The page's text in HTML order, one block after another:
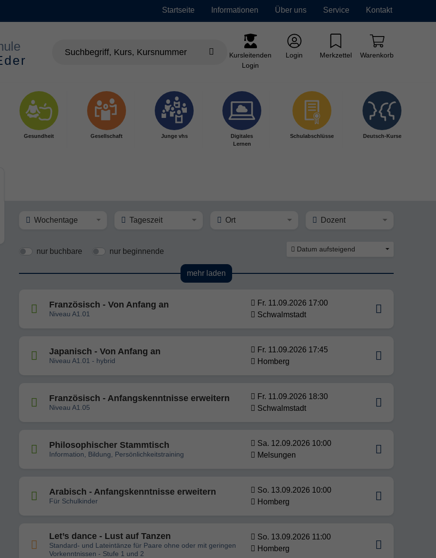
Startseite Informationen Über uns Service Kontakt
Kursleitenden
Login
Login Merkzettel Warenkorb
Gesundheit Gesellschaft Junge vhs
Digitales
Lernen
Schulabschlüsse Deutsch-Kurse
Wochentage Tageszeit Ort Dozent
nur buchbare nur beginnende Datum aufsteigend
mehr laden
Französisch - Von Anfang an
Niveau A1.01
Fr. 11.09.2026 17:00
Schwalmstadt
Japanisch - Von Anfang an
Niveau A1.01 - hybrid
Fr. 11.09.2026 17:45
Homberg
Französisch - Anfangskenntnisse erweitern
Niveau A1.05
Fr. 11.09.2026 18:30
Schwalmstadt
Philosophischer Stammtisch
Information, Bildung, Persönlichkeitstraining
Sa. 12.09.2026 10:00
Melsungen
Arabisch - Anfangskenntnisse erweitern
Für Schulkinder
So. 13.09.2026 10:00
Homberg
Let’s dance - Lust auf Tanzen
Standard- und Lateintänze für Paare ohne oder mit geringen
Vorkenntnissen - Stufe 1 und 2
So. 13.09.2026 11:00
Homberg